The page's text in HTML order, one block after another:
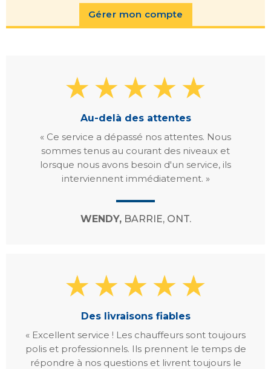
Gérer mon compte
Au-delà des attentes
« Ce service a dépassé nos attentes. Nous
sommes tenus au courant des niveaux et
lorsque nous avons besoin d'un service, ils
interviennent immédiatement. »
WENDY,BARRIE, ONT.
Des livraisons fiables
« Excellent service ! Les chauffeurs sont toujours
polis et professionnels. Ils prennent le temps de
répondre à nos questions et livrent toujours le